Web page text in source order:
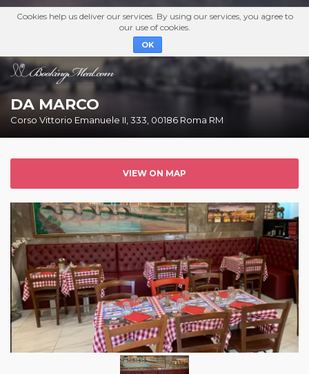
Cookies help us deliver our services. By using our services, you agree to
our use of cookies.
OK
DA MARCO
Corso Vittorio Emanuele II, 333, 00186 Roma RM
VIEW ON MAP